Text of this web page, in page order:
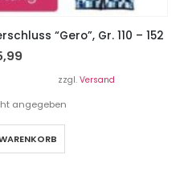
“Gero”, Gr. 110 – 152
zzgl. Versand
angegeben